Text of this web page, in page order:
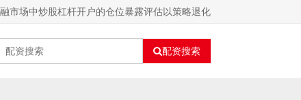
市场中炒股杠杆开户的仓位暴露评估以策略退化
配资搜索